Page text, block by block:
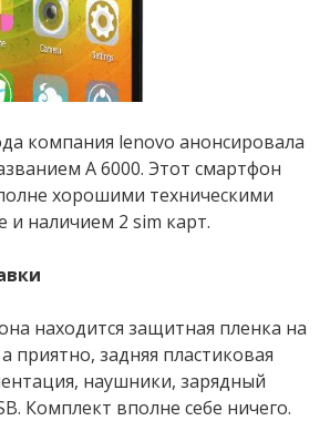
компания lenovo анонсировала
А 6000. Этот смартфон
хорошими техническими
наличием 2 sim карт.
находится защитная пленка на
приятно, задняя пластиковая
наушники, зарядный
Комплект вполне себе ничего.